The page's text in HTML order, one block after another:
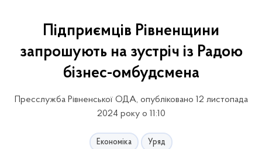
Підприємців Рівненщини
запрошують на зустріч із Радою
бізнес-омбудсмена
Пресслужба Рівненської ОДА, опубліковано 12 листопада
2024 року о 11:10
Економіка Уряд